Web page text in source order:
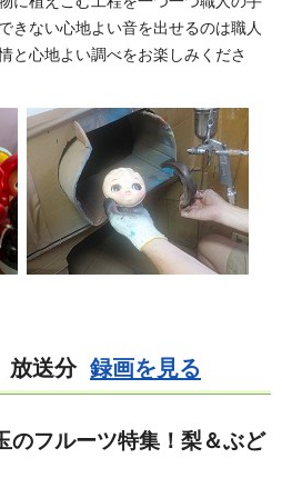
きない心地よい音を出せるのは職人
と心地よい調べをお楽しみくださ
放送分 録画を見る
のフルーツ特集！梨＆ぶど